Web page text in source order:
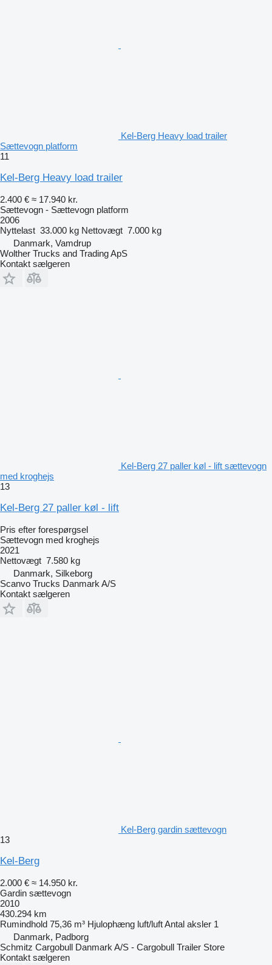
Kel-Berg Heavy load trailer
Sættevogn platform
11
Kel-Berg Heavy load trailer
2.400 € ≈ 17.940 kr.
Sættevogn - Sættevogn platform
2006
Nyttelast 33.000 kg Nettovægt 7.000 kg
Danmark, Vamdrup
Wolther Trucks and Trading ApS
Kontakt sælgeren
Kel-Berg 27 paller køl - lift sættevogn
med kroghejs
13
Kel-Berg 27 paller køl - lift
Pris efter forespørgsel
Sættevogn med kroghejs
2021
Nettovægt 7.580 kg
Danmark, Silkeborg
Scanvo Trucks Danmark A/S
Kontakt sælgeren
Kel-Berg gardin sættevogn
13
Kel-Berg
2.000 € ≈ 14.950 kr.
Gardin sættevogn
2010
430.294 km
Rumindhold 75,36 m³ Hjulophæng luft/luftAntal aksler 1
Danmark, Padborg
Schmitz Cargobull Danmark A/S - Cargobull Trailer Store
Kontakt sælgeren